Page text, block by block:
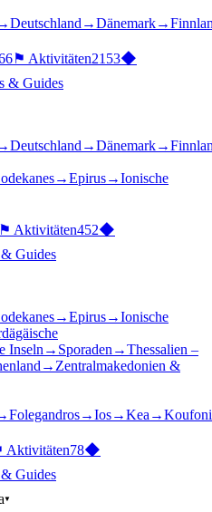
Deutschland →Dänemark→
⚑ Aktivitäten2153◆
& Guides
Deutschland →Dänemark→
→Epirus→Ionische
⚑ Aktivitäten452◆
Guides
→Epirus→Ionische
Inseln → Sporaden →Thessalien –
→ Zentralmakedonien &
Folegandros→Ios→Kea →
Aktivitäten78◆
Guides
▾